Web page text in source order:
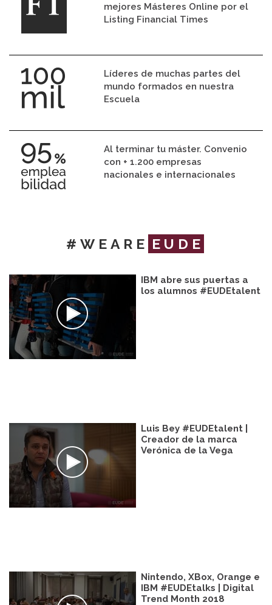
mejores Másteres Online por el
Listing Financial Times
Líderes de muchas partes del
mundo formados en nuestra
Escuela
Al terminar tu máster. Convenio
con + 1.200 empresas
nacionales e internacionales
#WEARE EUDE
IBM abre sus puertas a
los alumnos #EUDEtalent
Luis Bey #EUDEtalent |
Creador de la marca
Verónica de la Vega
Nintendo, XBox, Orange e
IBM #EUDEtalks | Digital
Trend Month 2018